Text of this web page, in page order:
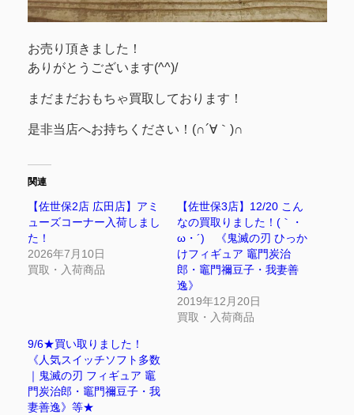
お売り頂きました！
ありがとうございます(^^)/
まだまだおもちゃ買取しております！
是非当店へお持ちください！(∩´∀｀)∩
関連
【佐世保2店 広田店】アミ
ューズコーナー入荷しまし
た！
2026年7月10日
買取・入荷商品
【佐世保3店】12/20 こん
なの買取りました！(｀・
ω・´)ゞ《鬼滅の刃 ひっか
けフィギュア 竈門炭治
郎・竈門禰豆子・我妻善
逸》
2019年12月20日
買取・入荷商品
9/6★買い取りました！
《人気スイッチソフト多数
｜鬼滅の刃 フィギュア 竈
門炭治郎・竈門禰豆子・我
妻善逸》等★